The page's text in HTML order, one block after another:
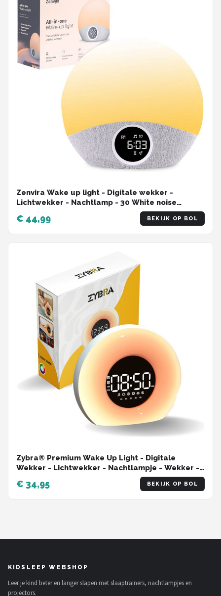
Zenvira Wake up light - Digitale wekker -
Lichtwekker - Nachtlamp - 30 White noise
geluiden - Met Snooze functie, Timer, 8 sfeer
kleuren, licht dimmer, 5 wekker geluiden
€ 44,99 BEKIJK OP BOL
Zybra® Premium Wake Up Light - Digitale
Wekker - Lichtwekker - Nachtlampje - Wekker -
20 Helderheid niveaus - 25 White Noise geluiden
€ 34,95 BEKIJK OP BOL
KIDSLEEP WEBSHOP
Leer je kind beter en langer slapen met slaaptrainers, nachtlampjes en
projectors.